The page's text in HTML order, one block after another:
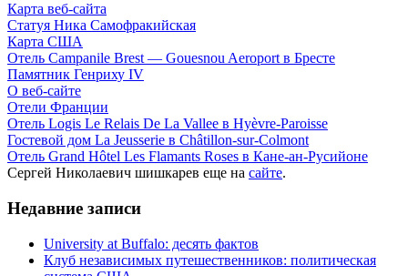
Карта веб-сайта
Статуя Ника Самофракийская
Карта США
Отель Campanile Brest — Gouesnou Aeroport в Бресте
Памятник Генриху IV
О веб-сайте
Отели Франции
Отель Logis Le Relais De La Vallee в Hyèvre-Paroisse
Гостевой дом La Jeusserie в Châtillon-sur-Colmont
Отель Grand Hôtel Les Flamants Roses в Кане-ан-Русийоне
Сергей Николаевич шишкарев еще на сайте.
Недавние записи
University at Buffalo: десять фактов
Клуб независимых путешественников: политическая